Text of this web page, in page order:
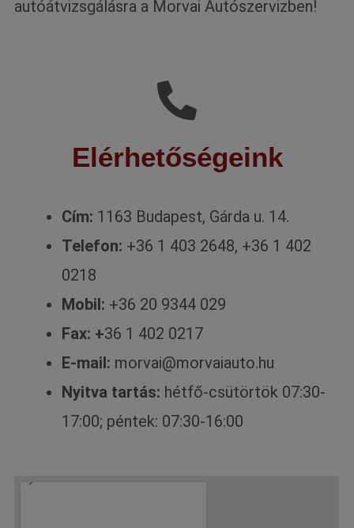
autóátvizsgálásra a Morvai Autószervizben!
Elérhetőségeink
Cím: 1163 Budapest, Gárda u. 14.
Telefon: +36 1 403 2648, +36 1 402
0218
Mobil: +36 20 9344 029
Fax: +36 1 402 0217
E-mail: morvai@morvaiauto.hu
Nyitva tartás: hétfő-csütörtök 07:30-
17:00; péntek: 07:30-16:00